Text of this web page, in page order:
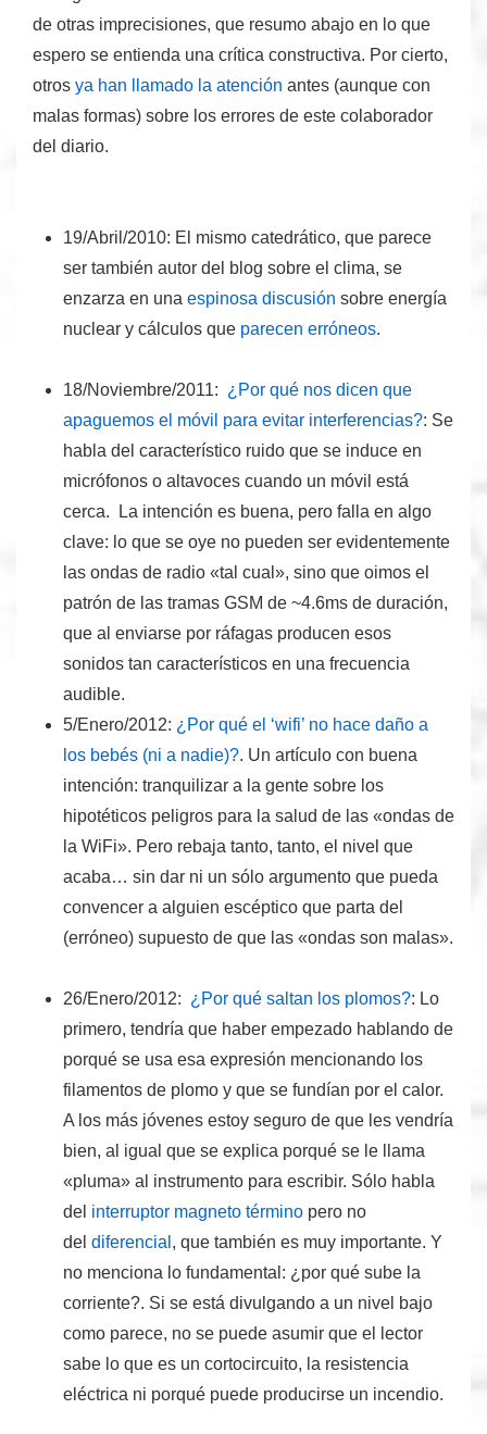
de otras imprecisiones, que resumo abajo en lo que
espero se entienda una crítica constructiva. Por cierto,
otros ya han llamado la atención antes (aunque con
malas formas) sobre los errores de este colaborador
del diario.
19/Abril/2010: El mismo catedrático, que parece
ser también autor del blog sobre el clima, se
enzarza en una espinosa discusión sobre energía
nuclear y cálculos que parecen erróneos.
18/Noviembre/2011: ¿Por qué nos dicen que
apaguemos el móvil para evitar interferencias?: Se
habla del característico ruido que se induce en
micrófonos o altavoces cuando un móvil está
cerca. La intención es buena, pero falla en algo
clave: lo que se oye no pueden ser evidentemente
las ondas de radio «tal cual», sino que oimos el
patrón de las tramas GSM de ~4.6ms de duración,
que al enviarse por ráfagas producen esos
sonidos tan característicos en una frecuencia
audible.
5/Enero/2012: ¿Por qué el ‘wifi’ no hace daño a
los bebés (ni a nadie)?. Un artículo con buena
intención: tranquilizar a la gente sobre los
hipotéticos peligros para la salud de las «ondas de
la WiFi». Pero rebaja tanto, tanto, el nivel que
acaba… sin dar ni un sólo argumento que pueda
convencer a alguien escéptico que parta del
(erróneo) supuesto de que las «ondas son malas».
26/Enero/2012: ¿Por qué saltan los plomos?: Lo
primero, tendría que haber empezado hablando de
porqué se usa esa expresión mencionando los
filamentos de plomo y que se fundían por el calor.
A los más jóvenes estoy seguro de que les vendría
bien, al igual que se explica porqué se le llama
«pluma» al instrumento para escribir. Sólo habla
del interruptor magneto término pero no
del diferencial , que también es muy importante. Y
no menciona lo fundamental: ¿por qué sube la
corriente?. Si se está divulgando a un nivel bajo
como parece, no se puede asumir que el lector
sabe lo que es un cortocircuito, la resistencia
eléctrica ni porqué puede producirse un incendio.